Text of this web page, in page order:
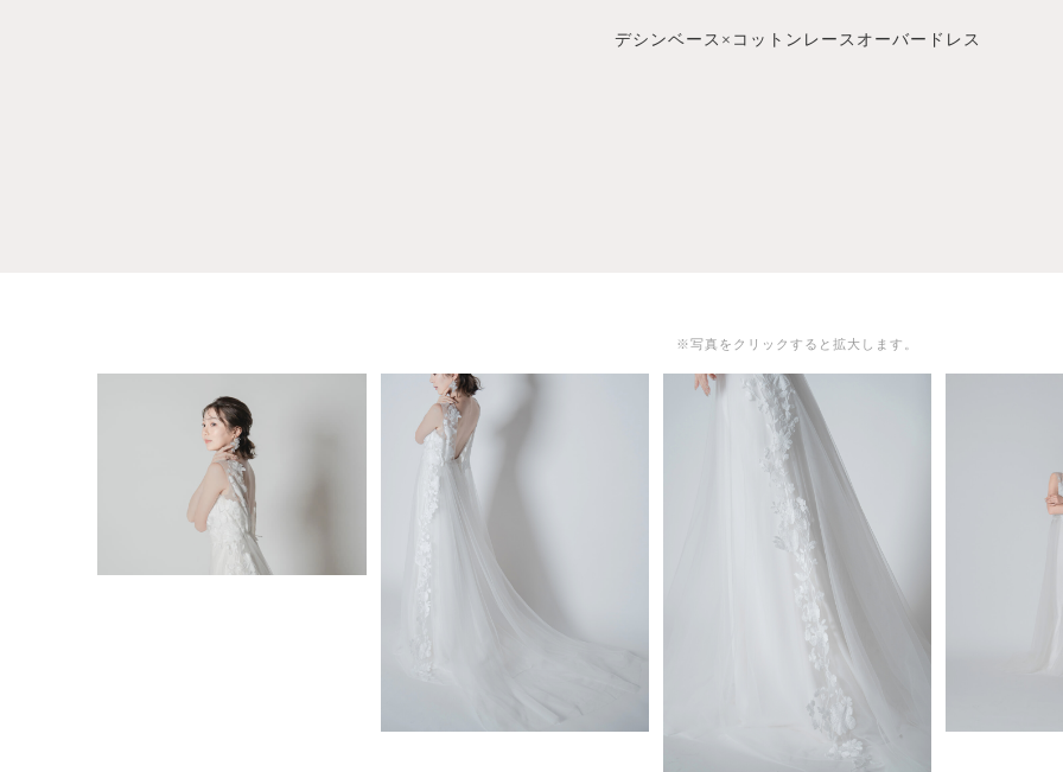
デシンベース×コットンレースオーバードレス
※写真をクリックすると拡大します。